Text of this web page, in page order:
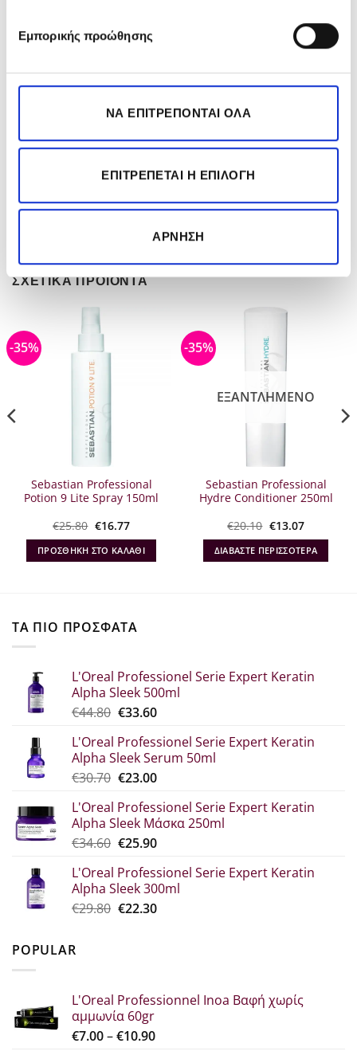
Εμπορικής προώθησης
ΝΑ ΕΠΙΤΡΈΠΟΝΤΑΙ ΌΛΑ
ΕΠΙΤΡΈΠΕΤΑΙ Η ΕΠΙΛΟΓΉ
ΆΡΝΗΣΗ
πετσέτα μαλλιά. Μην ξεβγάλετε. Κάντε styling
περίπτωση επαφής με τα μάτια, ξεπλύνετέ τα
από παιδιά.
ΣΧΕΤΙΚΆ ΠΡΟΪΌΝΤΑ
-35%
Sebastian Professional
Potion 9 Lite Spray 150ml
€25.80 Original
price
was:
€25.80.
€16.77Η
τιμή
είναι:
€16.77.
ΠΡΟΣΘΉΚΗ ΣΤΟ ΚΑΛΆΘΙ
-35%
ΕΞΑΝΤΛΗΜΈΝΟ
Sebastian Professional
Hydre Conditioner 250ml
€20.10 Original
price
was:
€20.10.
€13.07Η
τιμή
είναι:
€13.07.
ΔΙΑΒΆΣΤΕ ΠΕΡΙΣΣΌΤΕΡΑ
ΤΑ ΠΙΟ ΠΡΟΣΦΑΤΑ
L'Oreal Professionel Serie Expert Keratin
Alpha Sleek 500ml
€44.80 Original
was:
€44.80.
€33.60Η
τιμή
είναι:
€33.60.
L'Oreal Professionel Serie Expert Keratin
Alpha Sleek Serum 50ml
€30.70 Original
was:
€30.70.
€23.00Η
τιμή
είναι:
€23.00.
L'Oreal Professionel Serie Expert Keratin
Alpha Sleek Μάσκα 250ml
€34.60 Original
was:
€34.60.
€25.90Η
τιμή
είναι:
€25.90.
L'Oreal Professionel Serie Expert Keratin
Alpha Sleek 300ml
€29.80 Original
€22.30Η
POPULAR
L'Oreal Professionnel Inoa Βαφή χωρίς
αμμωνία 60gr
€7.00–€10.90Price